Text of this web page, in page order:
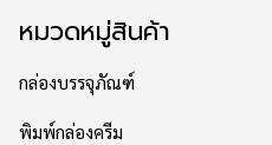
หมวดหมู่สินค้า
กล่องบรรจุภัณฑ์
พิมพ์กล่องครีม